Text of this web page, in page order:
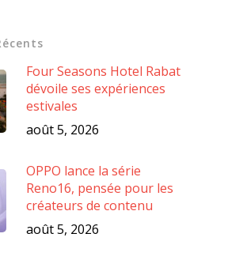
Four Seasons Hotel Rabat
dévoile ses expériences
estivales
août 5, 2026
OPPO lance la série
Reno16, pensée pour les
créateurs de contenu
août 5, 2026